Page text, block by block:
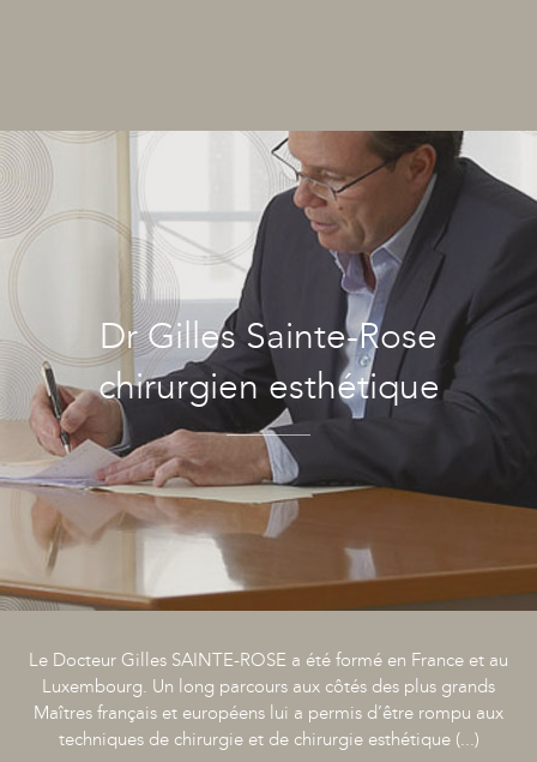
Dr Gilles Sainte-Rose
chirurgien esthétique
Le Docteur Gilles SAINTE-ROSE a été formé en France et au
Luxembourg. Un long parcours aux côtés des plus grands
Maîtres français et européens lui a permis d’être rompu aux
techniques de chirurgie et de chirurgie esthétique (...)